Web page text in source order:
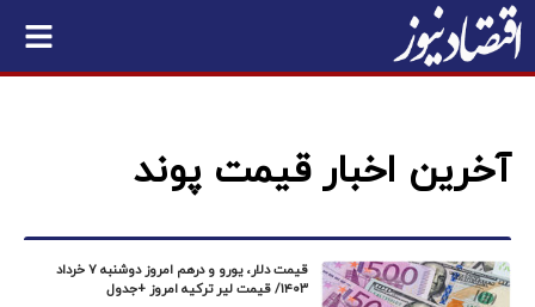
آخرین اخبار قیمت پوند
قیمت دلار، یورو و درهم امروز دوشنبه ۷ خرداد
۱۴۰۳/ قیمت لیر ترکیه امروز +جدول